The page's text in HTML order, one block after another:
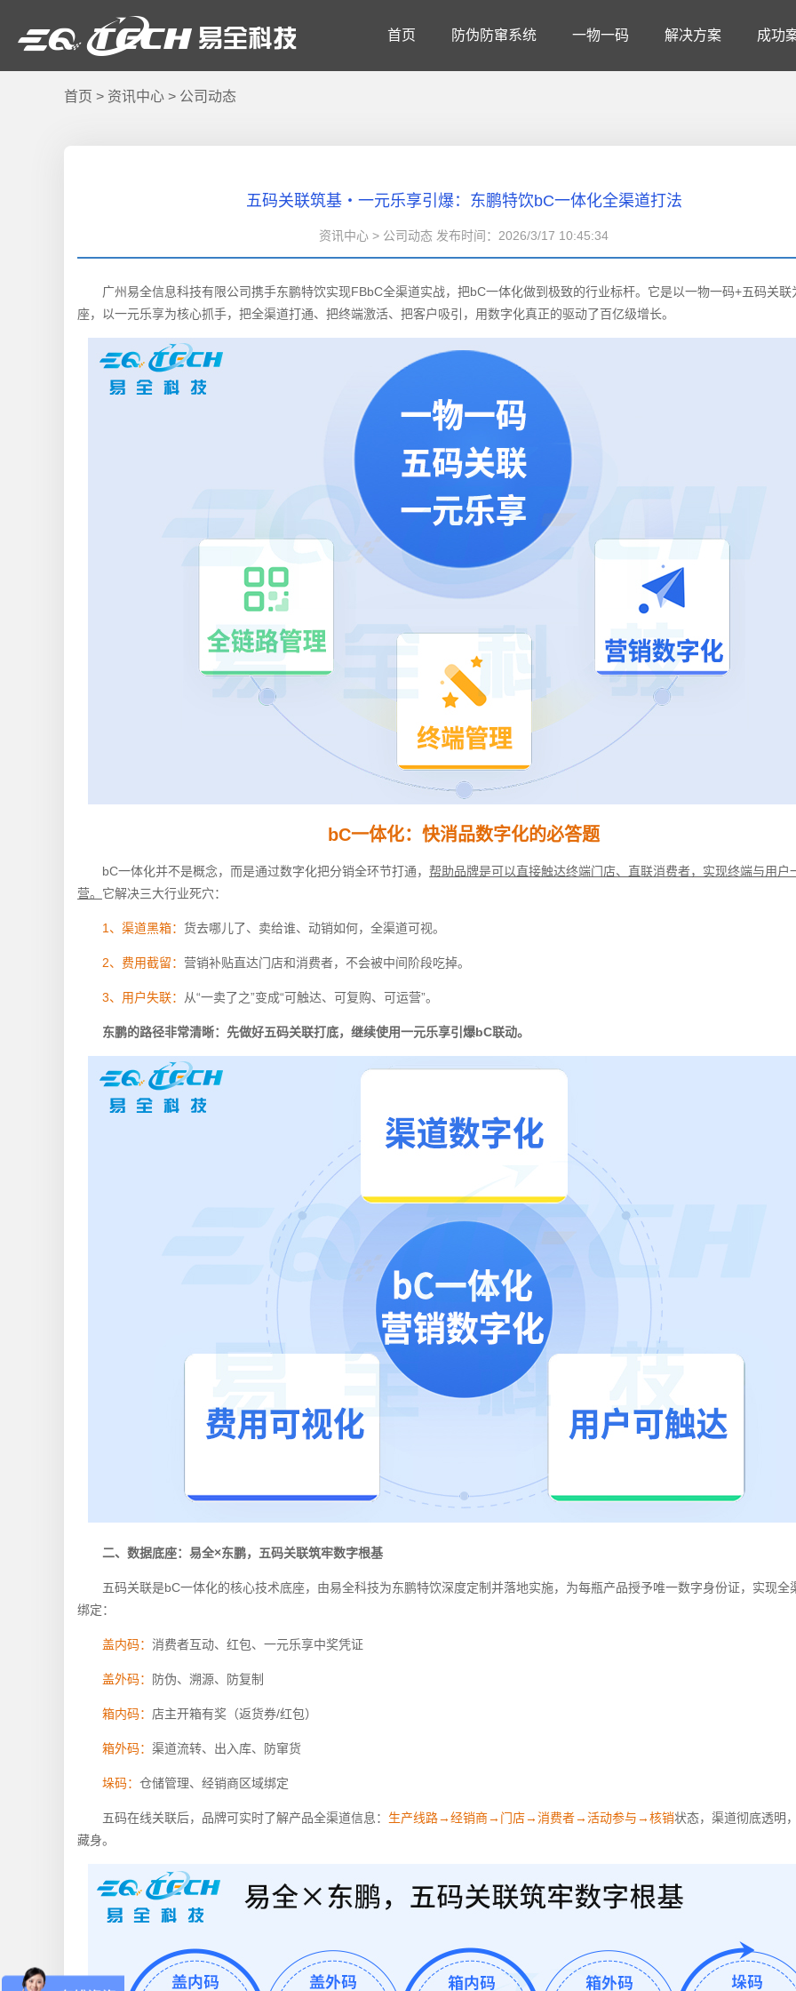
首页 防伪防窜系统 一物一码 解决方案 成功
首页 > 资讯中心 > 公司动态
五码关联筑基・一元乐享引爆：东鹏特饮bC一体化全渠道打法
资讯中心 > 公司动态 发布时间：2026/3/17 10:45:34
广州易全信息科技有限公司携手东鹏特饮实现FBbC全渠道实战，把bC一体化做到极致的行业标杆。它是以一物一码+五码关联
座，以一元乐享为核心抓手，把全渠道打通、把终端激活、把客户吸引，用数字化真正的驱动了百亿级增长。
bC一体化：快消品数字化的必答题
bC一体化并不是概念，而是通过数字化把分销全环节打通， 帮助品牌是可以直接触达终端门店、直联消费者，实现终端与用户
营。 它解决三大行业死穴：
1、渠道黑箱： 货去哪儿了、卖给谁、动销如何，全渠道可视。
2、费用截留： 营销补贴直达门店和消费者，不会被中间阶段吃掉。
3、用户失联： 从“一卖了之”变成“可触达、可复购、可运营”。
东鹏的路径非常清晰：先做好五码关联打底，继续使用一元乐享引爆bC联动。
二、数据底座：易全×东鹏，五码关联筑牢数字根基
五码关联是bC一体化的核心技术底座，由易全科技为东鹏特饮深度定制并落地实施，为每瓶产品授予唯一数字身份证，实现全
绑定：
盖内码： 消费者互动、红包、一元乐享中奖凭证
盖外码： 防伪、溯源、防复制
箱内码： 店主开箱有奖（返货券/红包）
箱外码： 渠道流转、出入库、防窜货
垛码： 仓储管理、经销商区域绑定
五码在线关联后，品牌可实时了解产品全渠道信息： 生产线路→经销商→门店→消费者→活动参与→核销状态，渠道彻底透明
藏身。